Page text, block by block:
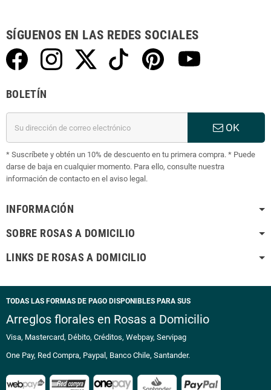
SÍGUENOS EN LAS REDES SOCIALES
BOLETÍN
OK
* Suscríbete y obtén un 10% de descuento en tu primera compra. * Puede
darse de baja en cualquier momento. Para ello, consulte nuestra
información de contacto en el aviso legal.
INFORMACIÓN
SOBRE ROSAS A DOMICILIO
LINKS DE ROSAS A DOMICILIO
TODAS LAS FORMAS DE PAGO DISPONIBLES PARA SUS
Arreglos florales en Rosas a Domicilio
Visa, Mastercard, Débito, Créditos, Webpay, Servipag
One Pay, Red Compra, Paypal, Banco Chile, Santander.